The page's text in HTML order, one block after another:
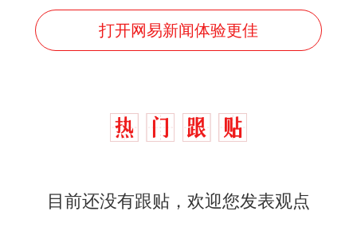
打开网易新闻体验更佳
目前还没有跟贴，欢迎您发表观点